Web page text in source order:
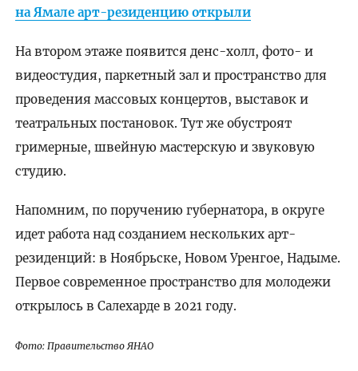
на Ямале арт-резиденцию открыли
На втором этаже появится денс-холл, фото- и
видеостудия, паркетный зал и пространство для
проведения массовых концертов, выставок и
театральных постановок. Тут же обустроят
гримерные, швейную мастерскую и звуковую
студию.
Напомним, по поручению губернатора, в округе
идет работа над созданием нескольких арт-
резиденций: в Ноябрьске, Новом Уренгое, Надыме.
Первое современное пространство для молодежи
открылось в Салехарде в 2021 году.
Фото: Правительство ЯНАО